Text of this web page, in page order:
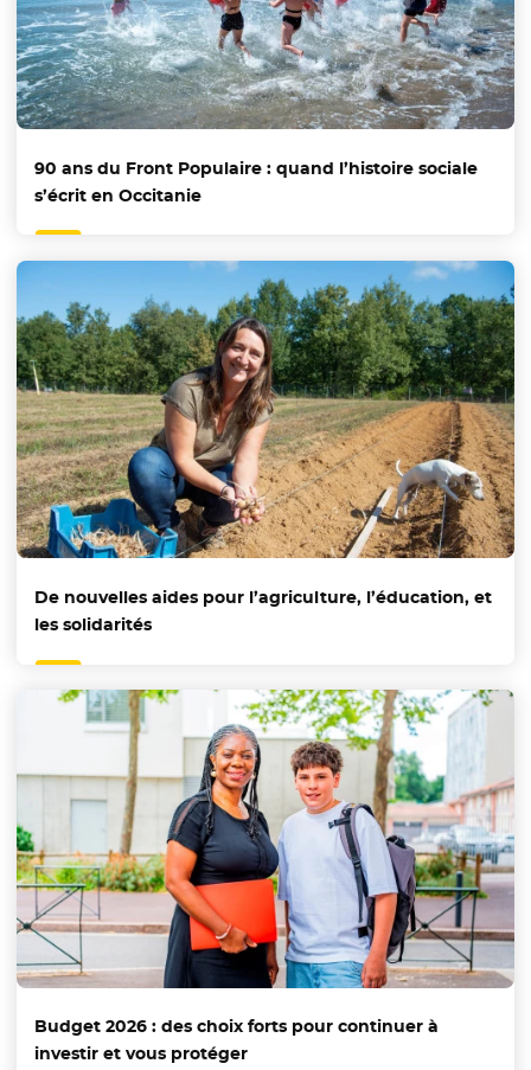
90 ans du Front Populaire : quand l’histoire sociale
s’écrit en Occitanie
De nouvelles aides pour l’agriculture, l’éducation, et
les solidarités
Budget 2026 : des choix forts pour continuer à
investir et vous protéger